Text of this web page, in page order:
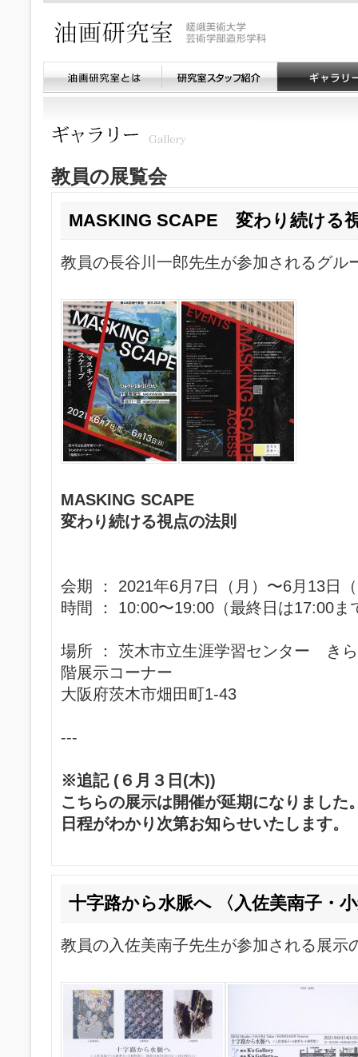
教員の展覧会
MASKING SCAPE 変わり続ける
教員の長谷川一郎先生が参加されるグル
MASKING SCAPE
変わり続ける視点の法則
会期 ： 2021年6月7日（月）〜6月13日
時間 ： 10:00〜19:00（最終日は17:00ま
場所 ： 茨木市立生涯学習センター き
階展示コーナー
大阪府茨木市畑田町1-43
---
※追記 (６月３日(木))
こちらの展示は開催が延期になりました
日程がわかり次第お知らせいたします。
十字路から水脈へ 〈入佐美南子・
教員の入佐美南子先生が参加される展示